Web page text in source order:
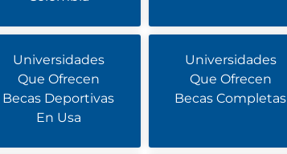
Universidades
Que Ofrecen
Becas Deportivas
En Usa
Universidades
Que Ofrecen
Becas Completas